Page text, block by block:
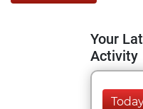
Your
Activity